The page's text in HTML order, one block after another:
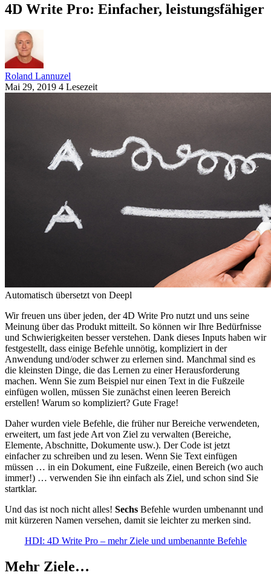
4D Write Pro: Einfacher, leistungsfähiger
Roland Lannuzel
Mai 29, 2019 4 Lesezeit
Automatisch übersetzt von Deepl
Wir freuen uns über jeden, der 4D Write Pro nutzt und uns seine
Meinung über das Produkt mitteilt. So können wir Ihre Bedürfnisse
und Schwierigkeiten besser verstehen. Dank dieses Inputs haben wir
festgestellt, dass einige Befehle unnötig, kompliziert in der
Anwendung und/oder schwer zu erlernen sind. Manchmal sind es
die kleinsten Dinge, die das Lernen zu einer Herausforderung
machen. Wenn Sie zum Beispiel nur einen Text in die Fußzeile
einfügen wollen, müssen Sie zunächst einen leeren Bereich
erstellen! Warum so kompliziert? Gute Frage!
Daher wurden viele Befehle, die früher nur Bereiche verwendeten,
erweitert, um fast jede Art von Ziel zu verwalten (Bereiche,
Elemente, Abschnitte, Dokumente usw.). Der Code ist jetzt
einfacher zu schreiben und zu lesen. Wenn Sie Text einfügen
müssen … in ein Dokument, eine Fußzeile, einen Bereich (wo auch
immer!) … verwenden Sie ihn einfach als Ziel, und schon sind Sie
startklar.
Und das ist noch nicht alles! Sechs Befehle wurden umbenannt und
mit kürzeren Namen versehen, damit sie leichter zu merken sind.
HDI: 4D Write Pro – mehr Ziele und umbenannte Befehle
Mehr Ziele…